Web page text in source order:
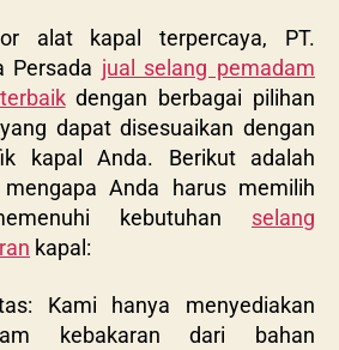
alat kapal terpercaya, PT.
Persada jual selang pemadam
dengan berbagai pilihan
dapat disesuaikan dengan
kapal Anda. Berikut adalah
Anda harus memilih
kebutuhan selang
kapal:
Kami hanya menyediakan
kebakaran dari bahan